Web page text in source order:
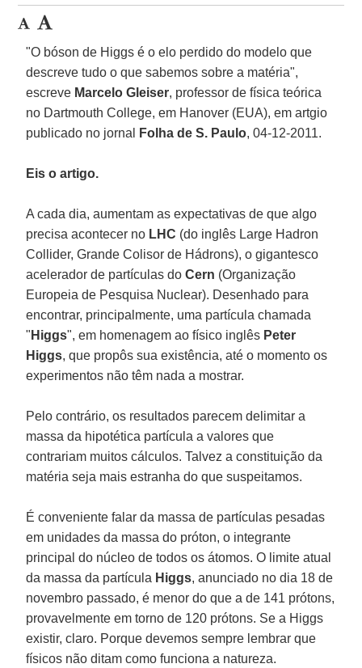
"O bóson de Higgs é o elo perdido do modelo que
descreve tudo o que sabemos sobre a matéria",
escreve Marcelo Gleiser, professor de física teórica
no Dartmouth College, em Hanover (EUA), em artgio
publicado no jornal
Folha de S. Paulo, 04-12-2011.
Eis o artigo.
A cada dia, aumentam as expectativas de que algo
precisa acontecer no LHC (do inglês Large Hadron
Collider, Grande Colisor de Hádrons), o gigantesco
acelerador de partículas doCern (Organização
Europeia de Pesquisa Nuclear). Desenhado para
encontrar, principalmente, uma partícula chamada
" Higgs", em homenagem ao físico inglês Peter
Higgs, que propôs sua existência, até o momento os
experimentos não têm nada a mostrar.
Pelo contrário, os resultados parecem delimitar a
massa da hipotética partícula a valores que
contrariam muitos cálculos. Talvez a constituição da
matéria seja mais estranha do que suspeitamos.
É conveniente falar da massa de partículas pesadas
em unidades da massa do próton, o integrante
principal do núcleo de todos os átomos. O limite atual
da massa da partícula Higgs, anunciado no dia 18 de
novembro passado, é menor do que a de 141 prótons,
provavelmente em torno de 120 prótons. Se a Higgs
existir, claro. Porque devemos sempre lembrar que
físicos não ditam como funciona a natureza.